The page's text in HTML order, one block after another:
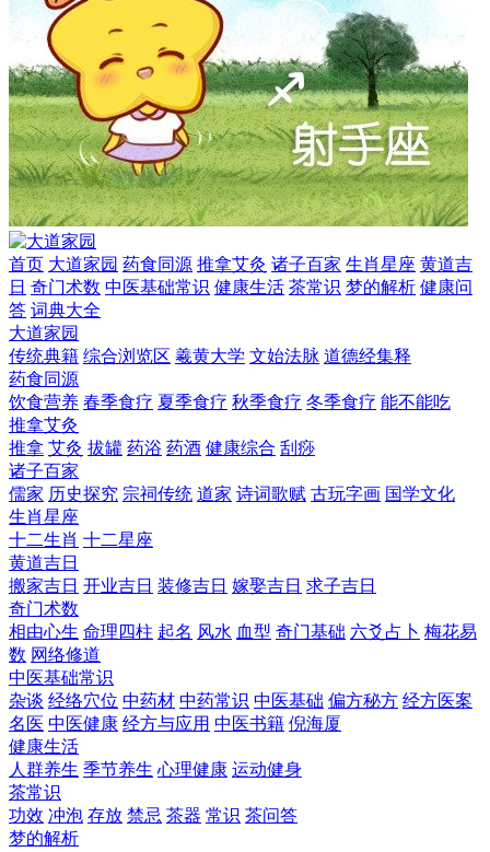
首页 大道家园 药食同源 推拿艾灸 诸子百家 生肖星座 黄道吉
日 奇门术数 中医基础常识 健康生活 茶常识 梦的解析 健康问
答 词典大全
大道家园
传统典籍 综合浏览区 羲黄大学 文始法脉 道德经集释
药食同源
饮食营养 春季食疗 夏季食疗 秋季食疗 冬季食疗 能不能吃
推拿艾灸
推拿 艾灸 拔罐 药浴 药酒 健康综合 刮痧
诸子百家
儒家 历史探究 宗祠传统 道家 诗词歌赋 古玩字画 国学文化
生肖星座
十二生肖 十二星座
黄道吉日
搬家吉日 开业吉日 装修吉日 嫁娶吉日 求子吉日
奇门术数
相由心生 命理四柱 起名 风水 血型 奇门基础 六爻占卜 梅花易
数 网络修道
中医基础常识
杂谈 经络穴位 中药材 中药常识 中医基础 偏方秘方 经方医案
名医 中医健康 经方与应用 中医书籍 倪海厦
健康生活
人群养生 季节养生 心理健康 运动健身
茶常识
功效 冲泡 存放 禁忌 茶器 常识 茶问答
梦的解析